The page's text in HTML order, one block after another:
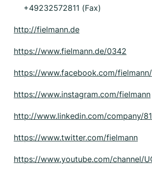
+49232572811 (Fax)
http://fielmann.de
https://www.fielmann.de/0342
https://www.facebook.com/fielmann/
https://www.instagram.com/fielmann
http://www.linkedin.com/company/
https://www.twitter.com/fielmann
https://www.youtube.com/channel/